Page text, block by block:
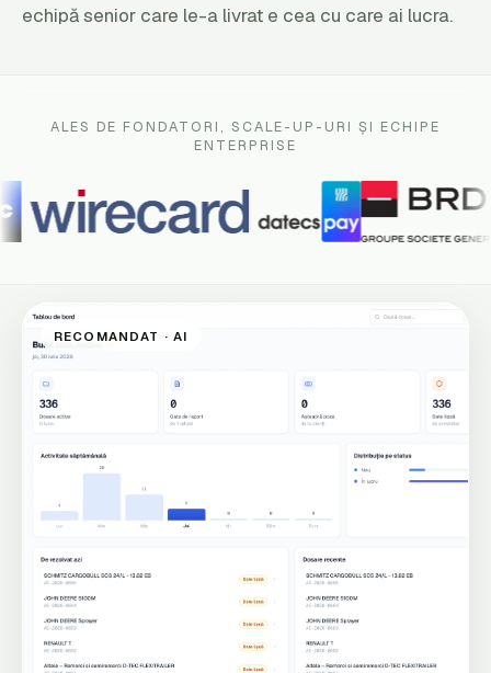
echipă senior care le-a livrat e cea cu care ai lucra.
ALES DE FONDATORI, SCALE-UP-URI ȘI ECHIPE
ENTERPRISE
RECOMANDAT · AI